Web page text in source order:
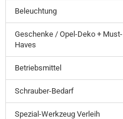
Beleuchtung
Geschenke / Opel-Deko + Must-
Haves
Betriebsmittel
Schrauber-Bedarf
Spezial-Werkzeug Verleih